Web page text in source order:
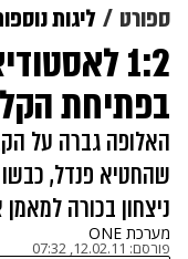
ספורט ליגות
1:2
בפתיחת
האלופה גברה על
שהחטיא פנדל, כבשו
ניצחון בכורה
מערכת ONE
פורסם: 12.02.11, 07:32